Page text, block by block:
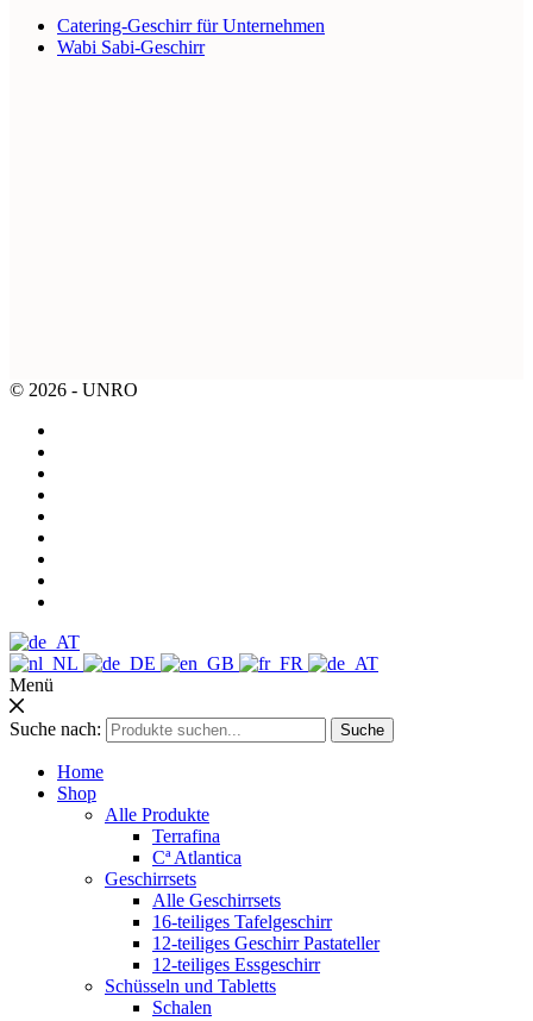
Catering-Geschirr für Unternehmen
Wabi Sabi-Geschirr
© 2026 - UNRO
Menü
Suche nach: Suche
Home
Shop
Alle Produkte
Terrafina
Cª Atlantica
Geschirrsets
Alle Geschirrsets
16-teiliges Tafelgeschirr
12-teiliges Geschirr Pastateller
12-teiliges Essgeschirr
Schüsseln und Tabletts
Schalen